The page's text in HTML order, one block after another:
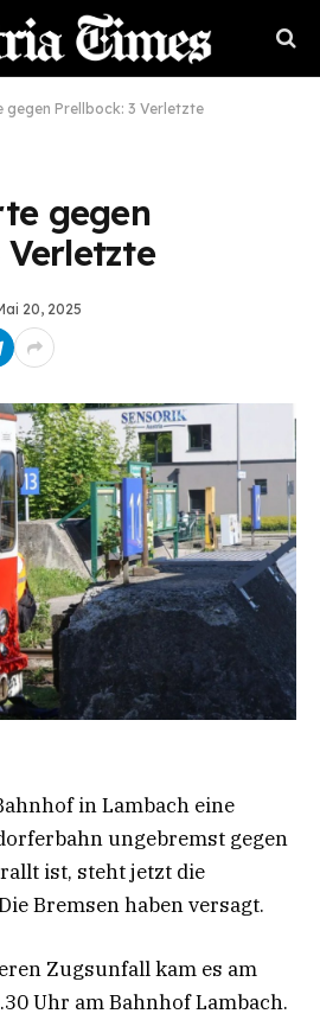
gegen Prellbock: 3 Verletzte
gegen
Verletzte
20, 2025
in Lambach eine
ungebremst gegen
ist, steht jetzt die
Bremsen haben versagt.
Zugsunfall kam es am
Uhr am Bahnhof Lambach.